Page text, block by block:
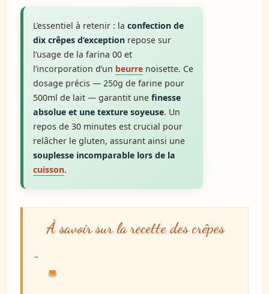
L’essentiel à retenir : la confection de
dix crêpes d’exception repose sur
l’usage de la farina 00 et
l’incorporation d’un beurre noisette. Ce
dosage précis — 250g de farine pour
500ml de lait — garantit une finesse
absolue et une texture soyeuse. Un
repos de 30 minutes est crucial pour
relâcher le gluten, assurant ainsi une
souplesse incomparable lors de la
cuisson.
À savoir sur la recette des crêpes